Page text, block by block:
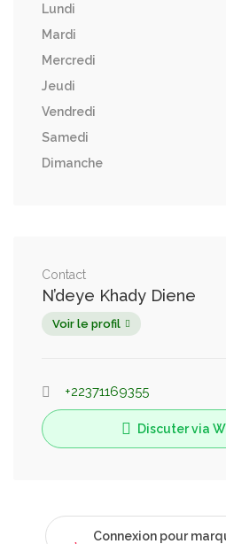
Lundi
Mardi
Mercredi
Jeudi
Vendredi
Samedi
Dimanche
Contact
N’deye Khady Diene
Voir le profil
+22371169355
Discuter via
Connexion pour